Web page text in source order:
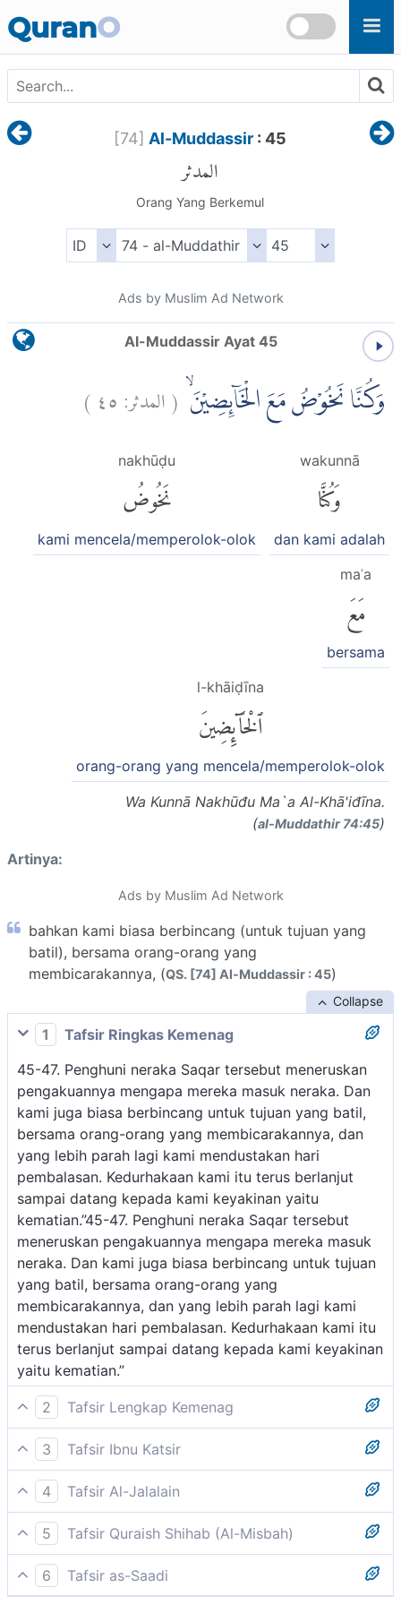
QuranO
[74] Al-Muddassir : 45
المدثر
Orang Yang Berkemul
Ads by Muslim Ad Network
Al-Muddassir Ayat 45
وَكُنَّا نَخُوْضُ مَعَ الْخَاۤىِٕضِيْنَۙ (المدثر:٤٥)
wakunnā
وَكُنَّا
dan kami adalah
nakhūḍu
نَخُوضُ
kami mencela/memperolok-olok
maʿa
مَعَ
bersama
l-khāiḍīna
ٱلْخَآئِضِينَ
orang-orang yang mencela/memperolok-olok
Wa Kunnā Nakhūđu Ma`a Al-Khā'iđīna.
(al-Muddathir 74:45)
Artinya:
Ads by Muslim Ad Network
bahkan kami biasa berbincang (untuk tujuan yang
batil), bersama orang-orang yang
membicarakannya, (QS. [74] Al-Muddassir : 45)
Collapse
1
Tafsir Ringkas Kemenag
45-47. Penghuni neraka Saqar tersebut meneruskan
pengakuannya mengapa mereka masuk neraka. Dan
kami juga biasa berbincang untuk tujuan yang batil,
bersama orang-orang yang membicarakannya, dan
yang lebih parah lagi kami mendustakan hari
pembalasan. Kedurhakaan kami itu terus berlanjut
sampai datang kepada kami keyakinan yaitu
kematian.”45-47. Penghuni neraka Saqar tersebut
meneruskan pengakuannya mengapa mereka masuk
neraka. Dan kami juga biasa berbincang untuk tujuan
yang batil, bersama orang-orang yang
membicarakannya, dan yang lebih parah lagi kami
mendustakan hari pembalasan. Kedurhakaan kami itu
terus berlanjut sampai datang kepada kami keyakinan
yaitu kematian.”
2
Tafsir Lengkap Kemenag
Ayat ini menjelaskan bahwa mereka ikut terlibat
dalam perbuatan orang yang tercela, yang tidak
senang kepada Islam dan Nabi Muhammad dengan
menuduh beliau pendusta atau tukang sihir yang gila.
Mengenai Al-Qur'an mereka menganggapnya
hanyalah sihir, syair, atau mantra untuk tenung.
Pokoknya mereka terlibat dalam perbuatan kebatilan.
3
Tafsir Ibnu Katsir
Allah Swt. memberitahukan bahwa:
Tiap-tiap diri bertanggungjawab atas apa yang telah
diperbuatnya. (Al-Muddatstsir: 38)
Yakni bergantung kepada amal perbuatannya sendiri
4
Tafsir Al-Jalalain
(Dan adalah Kami tenggelam ke dalam pembicaraan)
yang batil (bersama dengan orang-orang yang
membicarakannya.)
5
Tafsir Quraish Shihab (Al-Misbah)
Mereka menjawab, "Dahulu kami tidak menegakkan
salat seperti yang dilakukan kaum muslim. Kami pun
6
Tafsir as-Saadi